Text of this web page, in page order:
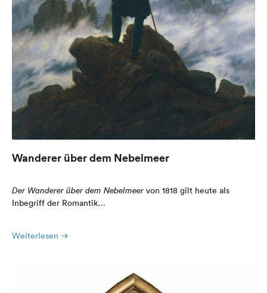
Wanderer über dem Nebelmeer
Der Wanderer über dem Nebelmeer von 1818 gilt heute als
Inbegriff der Romantik…
Weiterlesen